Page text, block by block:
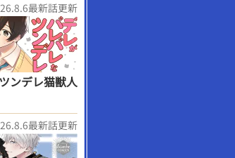
最新話更新
ンデレ猫獣人
最新話更新